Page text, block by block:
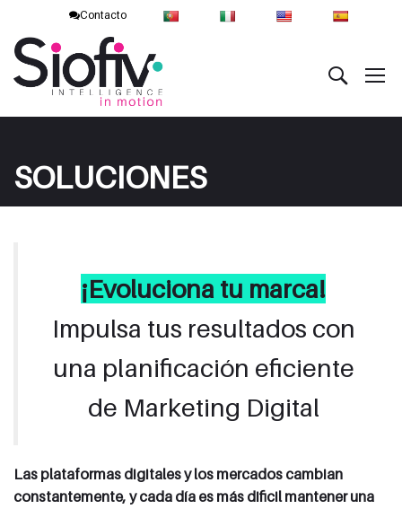
Contacto
SOLUCIONES
¡Evoluciona tu marca!
Impulsa tus resultados con
una planificación eficiente
de Marketing Digital
Las plataformas digitales y los mercados cambian
constantemente, y cada día es más dificil mantener una